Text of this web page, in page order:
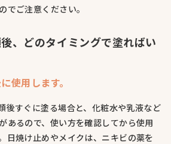
でご注意ください。
、どのタイミングで塗ればい
使用します。
後すぐに塗る場合と、化粧水や乳液など
あるので、使い方を確認してから使用
日焼け止めやメイクは、ニキビの薬を